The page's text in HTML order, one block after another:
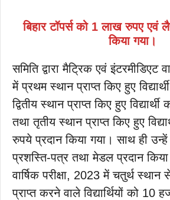
बिहार टॉपर्स को 1 लाख रुपए एवं
किया गया।
समिति द्वारा मैट्रिक एवं इंटरमीडिएट
में प्रथम स्थान प्राप्त किए हुए
द्वितीय स्थान प्राप्त किए हुए
तथा तृतीय स्थान प्राप्त किए हुए
रुपये प्रदान किया गया। साथ ही
प्रशस्ति-पत्र तथा मेडल प्रदान
वार्षिक परीक्षा, 2023 में चतुर्थ
प्राप्त करने वाले विद्यार्थियों को 10